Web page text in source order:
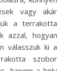
vagy akár
a terrakotta
azzal, hogyan
válasszuk ki a
szobor